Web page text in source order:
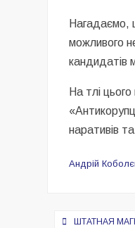
Нагадаємо,
можливого
кандидатів
На тлі
наративів
Андрій
ШТАТНАЯ